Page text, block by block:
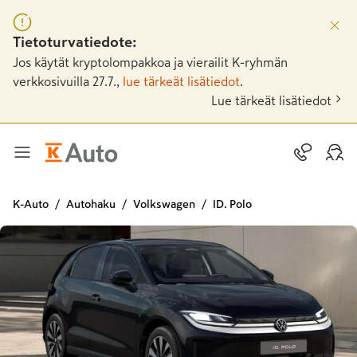
Tietoturvatiedote:
Jos käytät kryptolompakkoa ja vierailit K-ryhmän
verkkosivuilla 27.7.,
lue tärkeät lisätiedot
Lue tärkeät lisätiedot
K-Auto Autohaku Volkswagen ID. Polo